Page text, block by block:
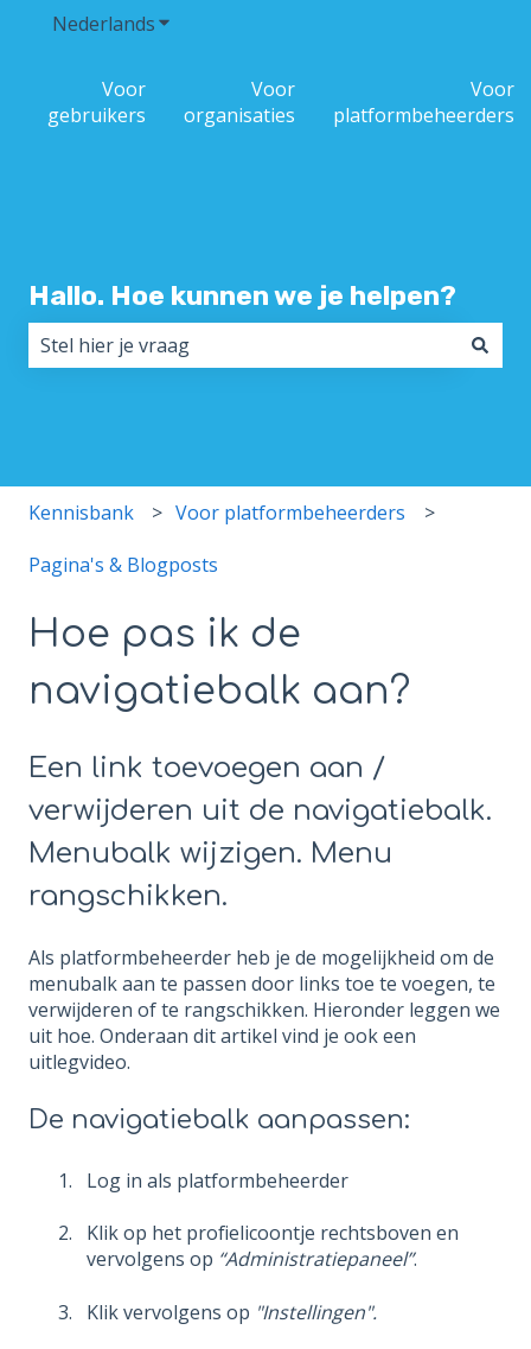
NederlandsSubmenu tonen voor vertalingen
Voor
gebruikers
Voor
organisaties
Voor
platformbeheerders
Hallo. Hoe kunnen we je helpen?
Kennisbank Voor platformbeheerders
Pagina's & Blogposts
Hoe pas ik de
navigatiebalk aan?
Een link toevoegen aan /
verwijderen uit de navigatiebalk.
Menubalk wijzigen. Menu
rangschikken.
Als platformbeheerder heb je de mogelijkheid om de
menubalk aan te passen door links toe te voegen, te
verwijderen of te rangschikken. Hieronder leggen we
uit hoe. Onderaan dit artikel vind je ook een
uitlegvideo.
De navigatiebalk aanpassen:
Log in als platformbeheerder
Klik op het profielicoontje rechtsboven en
vervolgens op “Administratiepaneel”.
Klik vervolgens op "Instellingen".